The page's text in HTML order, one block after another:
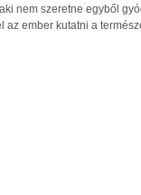
nem szeretne egyből
az ember kutatni a